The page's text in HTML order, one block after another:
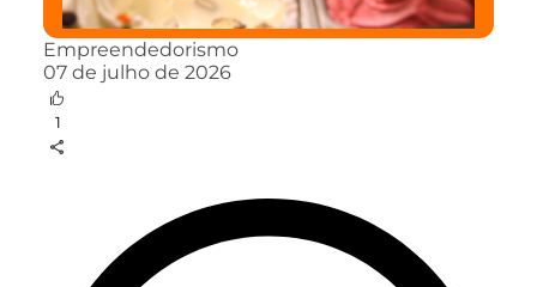
Empreendedorismo
07 de julho de 2026
1